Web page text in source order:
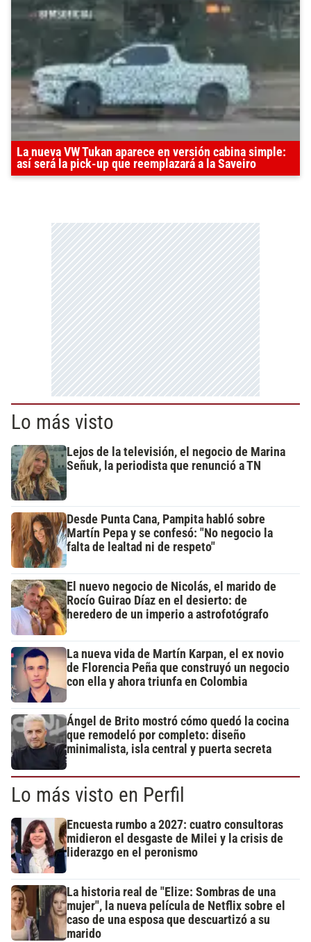
La nueva VW Tukan aparece en versión cabina simple:
así será la pick-up que reemplazará a la Saveiro
Lo más visto
Lejos de la televisión, el negocio de Marina
Señuk, la periodista que renunció a TN
Desde Punta Cana, Pampita habló sobre
Martín Pepa y se confesó: "No negocio la
falta de lealtad ni de respeto"
El nuevo negocio de Nicolás, el marido de
Rocío Guirao Díaz en el desierto: de
heredero de un imperio a astrofotógrafo
La nueva vida de Martín Karpan, el ex novio
de Florencia Peña que construyó un negocio
con ella y ahora triunfa en Colombia
Ángel de Brito mostró cómo quedó la cocina
que remodeló por completo: diseño
minimalista, isla central y puerta secreta
Lo más visto en Perfil
Encuesta rumbo a 2027: cuatro consultoras
midieron el desgaste de Milei y la crisis de
liderazgo en el peronismo
La historia real de "Elize: Sombras de una
mujer", la nueva película de Netflix sobre el
caso de una esposa que descuartizó a su
marido